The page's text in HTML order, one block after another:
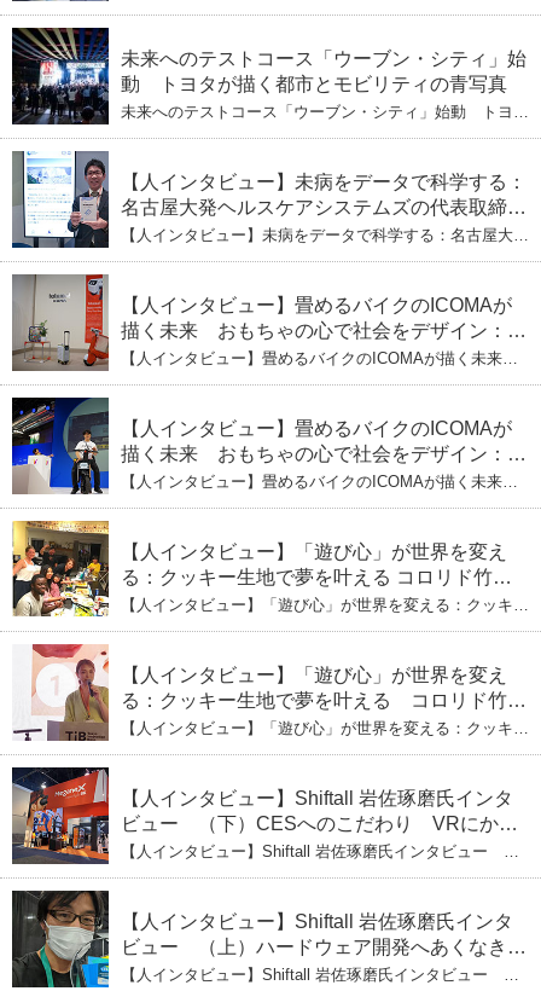
ぶし」を着実に：理系ニートが挑むヘルスケア
発ヘルスケアシステムズの代表取締役社長・瀧本陽介
挑むヘルスケア標準化と海外戦略
未来へのテストコース「ウーブン・シティ」始
動 トヨタが描く都市とモビリティの青写真
未来へのテストコース「ウーブン・シティ」始動 トヨタ
が描く都市とモビリティの青写真
【人インタビュー】未病をデータで科学する：
名古屋大発ヘルスケアシステムズの代表取締役
社長・瀧本陽介 郵送検査で挑む健康の未来
【人インタビュー】未病をデータで科学する：名古屋大発
ヘルスケアシステムズの代表取締役社長・瀧本陽介 郵送
【人インタビュー】畳めるバイクのICOMAが
描く未来 おもちゃの心で社会をデザイン：株
式会社ICOMAの代表取締役・生駒崇光
（下）おもちゃで社会を変える、「トイボック
【人インタビュー】畳めるバイクのICOMAが描く未来
おもちゃの心で社会をデザイン：株式会社ICOMAの代表
イボックス」というデザインメソッド
【人インタビュー】畳めるバイクのICOMAが
描く未来 おもちゃの心で社会をデザイン：株
式会社ICOMAの代表取締役・生駒崇光
（上）「変形」に魅せられたデザイナーの軌
【人インタビュー】畳めるバイクのICOMAが描く未来
おもちゃの心で社会をデザイン：株式会社ICOMAの代表
ーの軌跡
【人インタビュー】「遊び心」が世界を変え
る：クッキー生地で夢を叶える コロリド竹内
ひとみ（下） 起業は「影響力」のため。愛と
笑いの子育て哲学
【人インタビュー】「遊び心」が世界を変える：クッキー
生地で夢を叶える コロリド竹内ひとみ（下） 起業は「影
【人インタビュー】「遊び心」が世界を変え
る：クッキー生地で夢を叶える コロリド竹内
ひとみ（上） クッキー生地に込めた「誰でも
できる」という哲学
【人インタビュー】「遊び心」が世界を変える：クッキー
生地で夢を叶える コロリド竹内ひとみ（上） クッキー
【人インタビュー】Shiftall 岩佐琢磨氏インタ
ビュー （下）CESへのこだわり VRにかけ
る未来
【人インタビュー】Shiftall 岩佐琢磨氏インタビュー
（下）CESへのこだわり VRにかける未来
【人インタビュー】Shiftall 岩佐琢磨氏インタ
ビュー （上）ハードウェア開発へあくなき挑
戦 その起業の経緯とは
【人インタビュー】Shiftall 岩佐琢磨氏インタビュー